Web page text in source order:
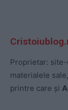
Proprietar:
materialele
printre care și